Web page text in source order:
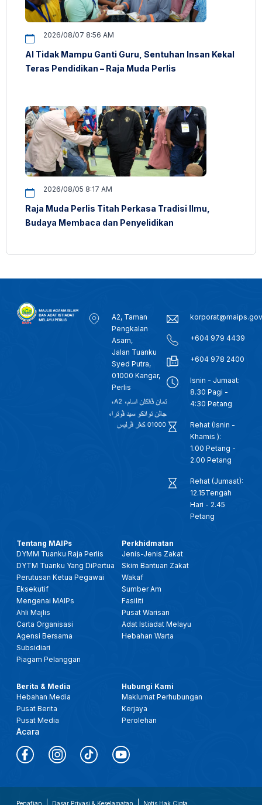
2026/08/07 8:56 AM
AI Tidak Mampu Ganti Guru, Sentuhan Insan Kekal
Teras Pendidikan – Raja Muda Perlis
2026/08/05 8:17 AM
Raja Muda Perlis Titah Perkasa Tradisi Ilmu,
Budaya Membaca dan Penyelidikan
A2, Taman
Pengkalan
Asam,
Jalan Tuanku
Syed Putra,
01000 Kangar,
Perlis
+604 979 4439
+604 978 2400
Isnin - Jumaat:
8.30 Pagi -
4:30 Petang
Rehat (Isnin -
Khamis ):
1.00 Petang -
2.00 Petang
Rehat (Jumaat):
12.15Tengah
Hari - 2.45
Petang
Tentang MAIPs
DYMM Tuanku Raja Perlis
DYTM Tuanku Yang DiPertua
Perutusan Ketua Pegawai
Eksekutif
Mengenai MAIPs
Ahli Majlis
Carta Organisasi
Agensi Bersama
Subsidiari
Piagam Pelanggan
Perkhidmatan
Jenis-Jenis Zakat
Skim Bantuan Zakat
Wakaf
Sumber Am
Fasiliti
Pusat Warisan
Adat Istiadat Melayu
Hebahan Warta
Berita & Media
Hebahan Media
Pusat Berita
Pusat Media
Acara
Hubungi Kami
Maklumat Perhubungan
Kerjaya
Perolehan
Penafian Dasar Privasi & Keselamatan Notis Hak Cipta